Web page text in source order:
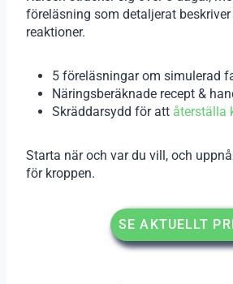
föreläsning som detaljerat
reaktioner.
5 föreläsningar om simulerad
Näringsberäknade recept &
Skräddarsydd för att återställa
Starta när och var du vill, och
för kroppen.
SE AKTUELLT